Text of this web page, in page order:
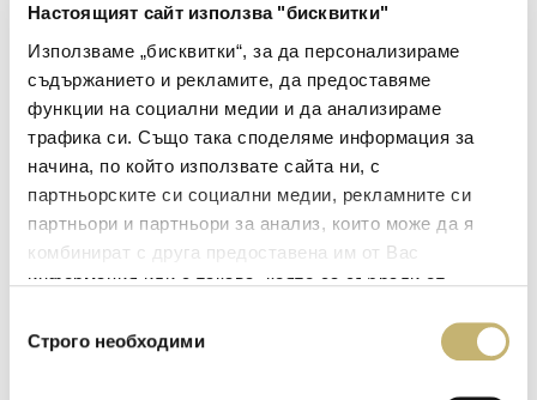
Настоящият сайт използва "бисквитки"
Използваме „бисквитки“, за да персонализираме
съдържанието и рекламите, да предоставяме
функции на социални медии и да анализираме
трафика си. Също така споделяме информация за
начина, по който използвате сайта ни, с
партньорските си социални медии, рекламните си
партньори и партньори за анализ, които може да я
комбинират с друга предоставена им от Вас
информация или с такава, която са събрали от
наСтрого необходими
Ръководител на Националната Картова Схема.
споделете в:
Oще новини